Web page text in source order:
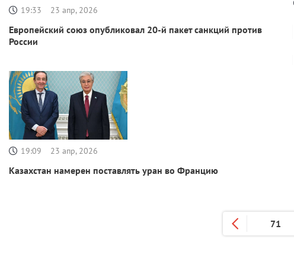
19:33 23 апр, 2026
Европейский союз опубликовал 20-й пакет санкций против
России
19:09 23 апр, 2026
Казахстан намерен поставлять уран во Францию
71